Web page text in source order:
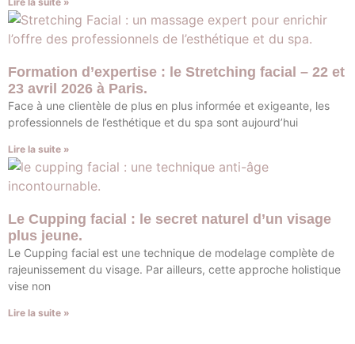
Formation d’expertise : le Stretching facial – 22 et
23 avril 2026 à Paris.
Face à une clientèle de plus en plus informée et exigeante, les
professionnels de l’esthétique et du spa sont aujourd’hui
Lire la suite »
Le Cupping facial : le secret naturel d’un visage
plus jeune.
Le Cupping facial est une technique de modelage complète de
rajeunissement du visage. Par ailleurs, cette approche holistique
vise non
Lire la suite »